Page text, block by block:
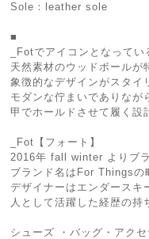
Sole：leather sole
■
_Fotでアイコンとなって
天然素材のウッドボールが
象徴的なデザインがスタイ
モダンな佇まいでありなが
甲でホールドさせて履く設
_Fot【フォート】
2016年 fall winter よりブラ
ブランド名はFor Thingsの
デザイナーはエンダース
人として活躍した経歴の持
シューズ ・バッグ・アク